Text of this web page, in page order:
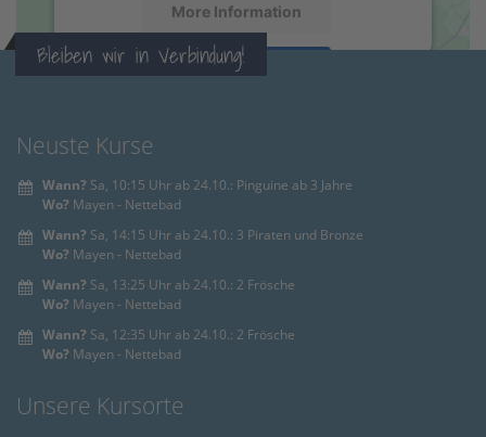
More Information
Accept
Bleiben wir in Verbindung!
Neuste Kurse
Wann? Sa, 10:15 Uhr ab 24.10.: Pinguine ab 3 Jahre
Wo? Mayen - Nettebad
Wann? Sa, 14:15 Uhr ab 24.10.: 3 Piraten und Bronze
Wo? Mayen - Nettebad
Wann? Sa, 13:25 Uhr ab 24.10.: 2 Frösche
Wo? Mayen - Nettebad
Wann? Sa, 12:35 Uhr ab 24.10.: 2 Frösche
Wo? Mayen - Nettebad
Unsere Kursorte